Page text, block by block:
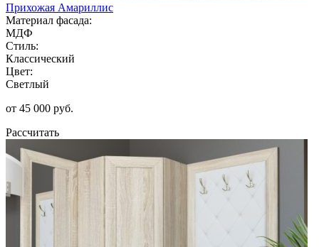
Прихожая Амариллис
Материал фасада:
МДФ
Стиль:
Классический
Цвет:
Светлый
от 45 000 руб.
Рассчитать